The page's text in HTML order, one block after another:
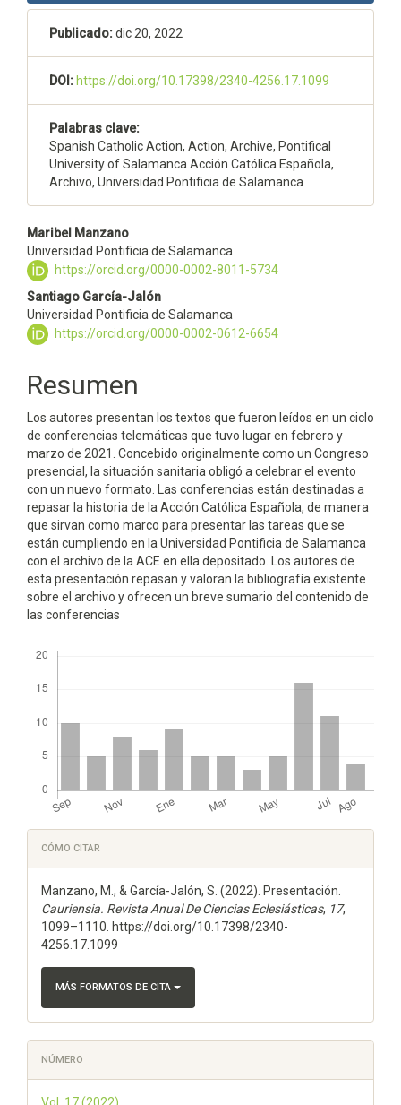
Publicado:dic 20, 2022
DOI: https://doi.org/10.17398/2340-4256.17.1099
Palabras clave:
Spanish Catholic Action, Action, Archive, Pontifical
University of Salamanca Acción Católica Española,
Archivo, Universidad Pontificia de Salamanca
Contenido
principal
del
artículo
Maribel Manzano
Universidad Pontificia de Salamanca
https://orcid.org/0000-0002-8011-5734
Santiago García-Jalón
Universidad Pontificia de Salamanca
https://orcid.org/0000-0002-0612-6654
Resumen
Los autores presentan los textos que fueron leídos en un ciclo
de conferencias te­lemáti­cas que tuvo lugar en febrero y
marzo de 2021. Concebido originalmente como un Con­greso
presencial, la situación sanitaria obligó a celebrar el evento
con un nuevo formato. Las conferencias están destinadas a
repasar la historia de la Acción Católica Española, de manera
que sirvan como marco para presentar las tareas que se
están cum­pliendo en la Universidad Pontificia de Salamanca
con el archivo de la ACE en ella depositado. Los autores de
esta presentación repasan y valoran la bibliografía existente
sobre el ar­chivo y ofrecen un breve sumario del contenido de
las conferencias
Detalles
del
artículo
CÓMO CITAR
Manzano, M., & García-Jalón, S. (2022). Presentación.
Cauriensia. Revista Anual De Ciencias Eclesiásticas, 17,
1099–1110. https://doi.org/10.17398/2340-
4256.17.1099
MÁS FORMATOS DE CITA
NÚMERO
Vol. 17 (2022)